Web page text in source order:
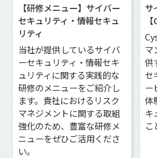
【研修メニュー】サイバー
セキュリティ・情報セキュ
リティ
当社が提供しているサイバ
ーセキュリティ・情報セキ
ュリティに関する実践的な
研修のメニューをご紹介し
ます。貴社におけるリスク
マネジメントに関する取組
強化のため、豊富な研修メ
ニューをぜひご活用くださ
い。
サ
マ
供
セ
ー
体
キ
こ